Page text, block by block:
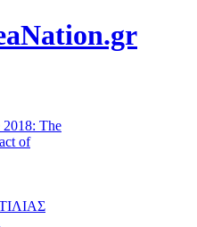
2018: The
of